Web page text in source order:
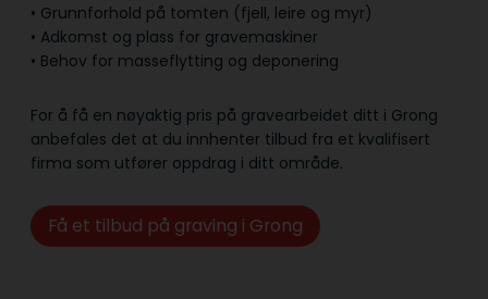
• Grunnforhold på tomten (fjell, leire og myr)
• Adkomst og plass for gravemaskiner
• Behov for masseflytting og deponering
For å få en nøyaktig pris på gravearbeidet ditt i Grong
anbefales det at du innhenter tilbud fra et kvalifisert
firma som utfører oppdrag i ditt område.
Få et tilbud på graving i Grong